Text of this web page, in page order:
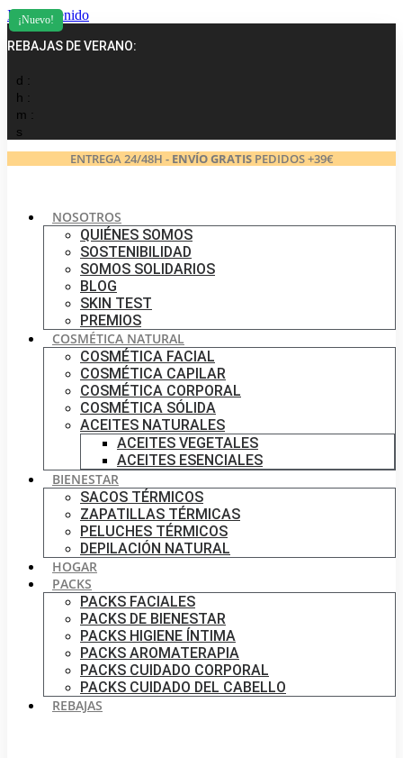
Ir al contenido
REBAJAS DE VERANO:
d :
h :
m :
s
ENTREGA 24/48H - ENVÍO GRATISPEDIDOS +39€
NOSOTROS
QUIÉNES SOMOS
SOSTENIBILIDAD
SOMOS SOLIDARIOS
BLOG
SKIN TEST
PREMIOS
COSMÉTICA NATURAL
COSMÉTICA FACIAL
COSMÉTICA CAPILAR
COSMÉTICA CORPORAL
COSMÉTICA SÓLIDA
ACEITES NATURALES
ACEITES VEGETALES
ACEITES ESENCIALES
BIENESTAR
SACOS TÉRMICOS
ZAPATILLAS TÉRMICAS
PELUCHES TÉRMICOS
DEPILACIÓN NATURAL
HOGAR
PACKS
PACKS FACIALES
PACKS DE BIENESTAR
PACKS HIGIENE ÍNTIMA
PACKS AROMATERAPIA
PACKS CUIDADO CORPORAL
PACKS CUIDADO DEL CABELLO
REBAJAS
¡Nuevo!